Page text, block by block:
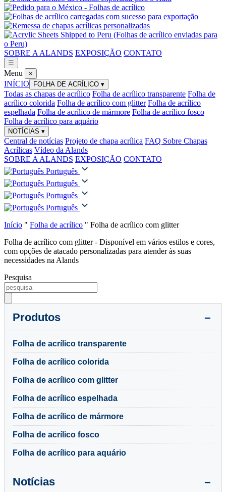
SOBRE A ALANDS EXPOSIÇÃO CONTATO
☰
Menu ×
INÍCIO FOLHA DE ACRÍLICO ▾
Todas as chapas de acrílico Folha de acrílico transparente Folha de
acrílico colorida Folha de acrílico com glitter Folha de acrílico
espelhada Folha de acrílico de mármore Folha de acrílico fosco
Folha de acrílico para aquário
NOTÍCIAS ▾
Central de notícias Projeto de chapa acrílica FAQ Sobre Chapas
Acrílicas Vídeo da Alands
SOBRE A ALANDS EXPOSIÇÃO CONTATO
Português
Português
Português
Português
Início " Folha de acrílico " Folha de acrílico com glitter
Folha de acrílico com glitter - Disponível em vários estilos e cores,
com opções de atacado personalizadas para atender às suas
necessidades na Alands
Pesquisa
Produtos
Folha de acrílico transparente
Folha de acrílico colorida
Folha de acrílico com glitter
Folha de acrílico espelhada
Folha de acrílico de mármore
Folha de acrílico fosco
Folha de acrílico para aquário
Notícias